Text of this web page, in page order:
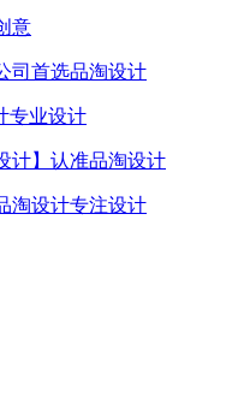
意
司首选品淘设计
专业设计
计】认准品淘设计
淘设计专注设计